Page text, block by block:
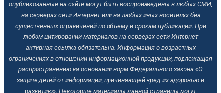
опубликованные на сайте могут быть воспроизведены в любых СМИ,
на серверах сети Интернет или на любых иных носителях без
существенных ограничений по объему и срокам публикации. При
любом цитировании материалов на серверах сети Интернет
активная ссылка обязательна. Информация о возрастных
ограничениях в отношении информационной продукции, подлежащая
распространению на основании норм Федерального закона «О
защите детей от информации, причиняющей вред их здоровью и
развитию». Некоторые материалы данной страницы могут